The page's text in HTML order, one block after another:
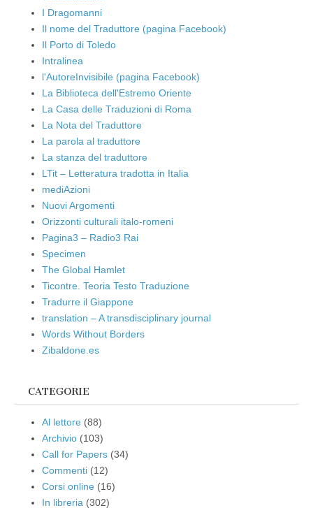
I Dragomanni
Il nome del Traduttore (pagina Facebook)
Il Porto di Toledo
Intralinea
l'AutoreInvisibile (pagina Facebook)
La Biblioteca dell'Estremo Oriente
La Casa delle Traduzioni di Roma
La Nota del Traduttore
La parola al traduttore
La stanza del traduttore
LTit – Letteratura tradotta in Italia
mediAzioni
Nuovi Argomenti
Orizzonti culturali italo-romeni
Pagina3 – Radio3 Rai
Specimen
The Global Hamlet
Ticontre. Teoria Testo Traduzione
Tradurre il Giappone
translation – A transdisciplinary journal
Words Without Borders
Zibaldone.es
CATEGORIE
Al lettore (88)
Archivio (103)
Call for Papers (34)
Commenti (12)
Corsi online (16)
In libreria (302)